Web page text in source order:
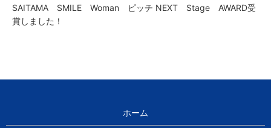
SAITAMA SMILE Woman ピッチ NEXT Stage AWARD受
賞しました！
ホーム